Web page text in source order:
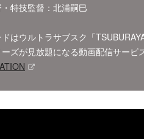
特技監督：北浦嗣巳
はウルトラサブスク「
ズが見放題になる動画配信サービ